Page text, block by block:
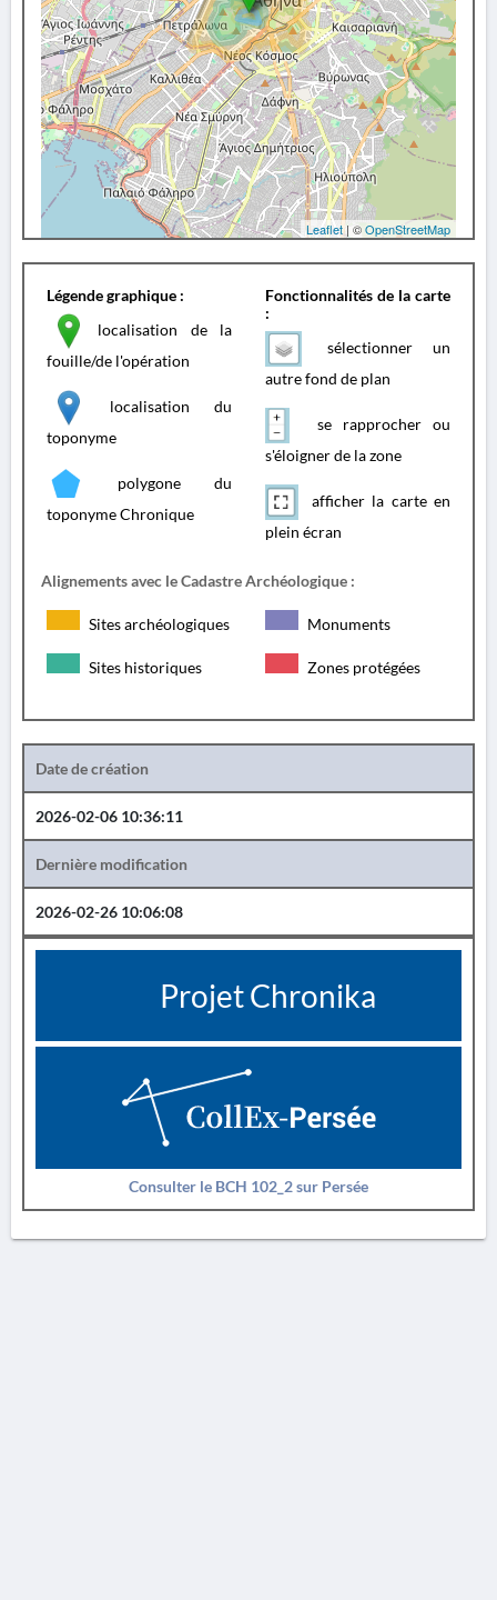
Leaflet | ©OpenStreetMap
Légende graphique :
localisation de la
fouille/de l'opération
localisation du
toponyme
polygone du
toponyme Chronique
Fonctionnalités de la carte
:
sélectionner un
autre fond de plan
se rapprocher ou
s'éloigner de la zone
afficher la carte en
plein écran
Alignements avec le Cadastre Archéologique :
Sites archéologiques Monuments
Sites historiques Zones protégées
Date de création
2026-02-06 10:36:11
Dernière modification
2026-02-26 10:06:08
Projet Chronika
Consulter le BCH 102_2 sur Persée